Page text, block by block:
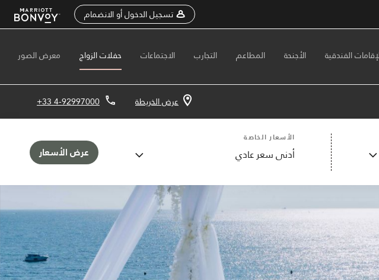
تسجيل الدخول أو الانضمام
الفندقية الأجنحة المطاعم التجارب الاجتماعات حفلات الزواج معرض الصور
عرض الخريطة +33 4-92997000
الأسعار الخاصة
أدنى سعر عادي عرض الأسعار